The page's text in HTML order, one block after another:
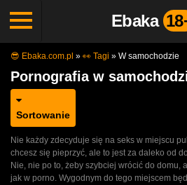
Ebaka
😎 Ebaka.com.pl » 👀 Tagi » W samochodzie
Pornografia w
Sortowanie
Nie każdy zdecyduje się na seks w miejscu
chcesz się pieprzyć, ale to jest za daleko od
Nie, nie po to, żeby szybciej wrócić do domu,
jak w porno. Wygodnym do tego miejscem